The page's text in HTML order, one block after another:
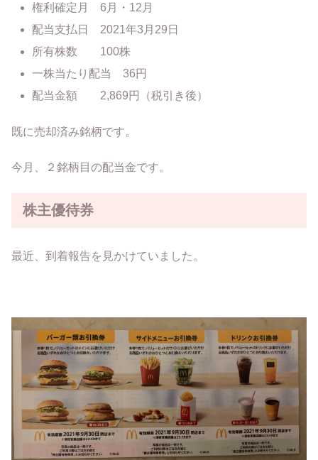
権利確定月 6月・12月
配当支払日 2021年3月29日
所有株数 100株
一株当たり配当 36円
配当金額 2,869円（税引き後）
既に売却済み銘柄です。
今月、２銘柄目の配当金です。
株主優待券
最近、到着報告を見かけていました。